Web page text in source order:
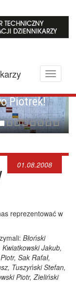
Toggle
Lenkija,
Piotrek!
01.08.2008
reprezentować w
Błoński
Jakub,
Sak Rafał,
Tuszyński Stefan,
Piotr, Zieliński